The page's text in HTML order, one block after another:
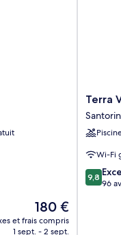
Le
nouveau
prix
180 €
et frais compris
1 sept. - 2 sept.
Terra
Verde
Oia
by
Terra
Wi-Fi
9.8
sur
9,8
96